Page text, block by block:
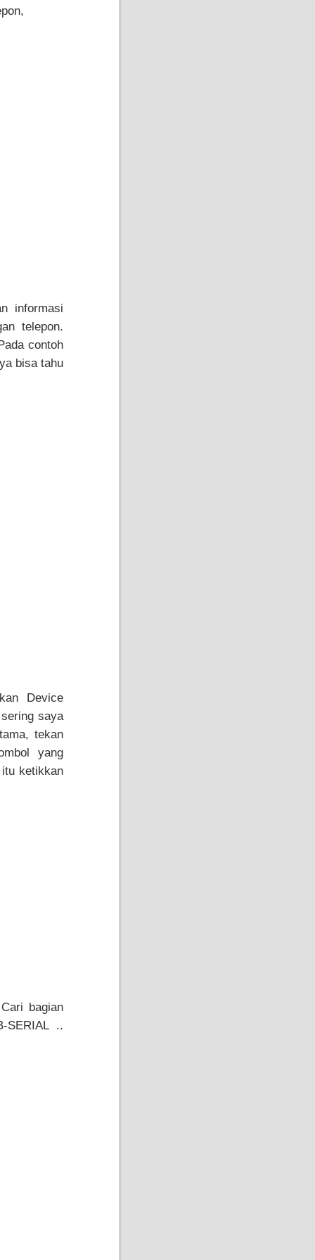
informasi
telepon.
contoh
bisa tahu
Device
saya
tekan
yang
ketikkan
bagian
SERIAL ..